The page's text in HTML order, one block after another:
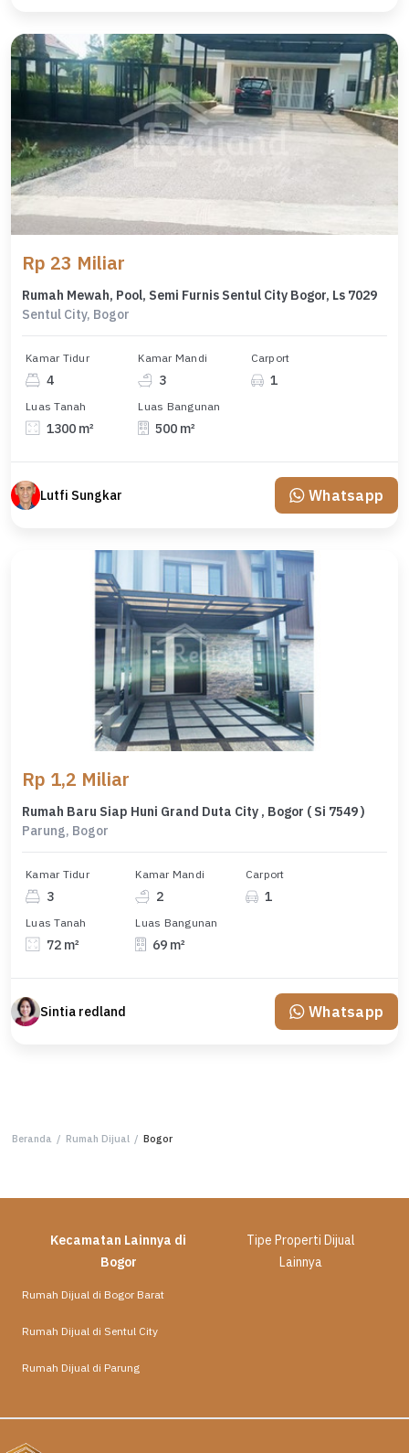
Rp 23 Miliar
Rumah Mewah, Pool, Semi Furnis Sentul City Bogor, Ls 7029
Sentul City, Bogor
Kamar Tidur
4
Kamar Mandi
3
Carport
1
Luas Tanah
1300 m²
Luas Bangunan
500 m²
Lutfi Sungkar Whatsapp
Rp 1,2 Miliar
Rumah Baru Siap Huni Grand Duta City , Bogor ( Si 7549 )
Parung, Bogor
Kamar Tidur
3
Kamar Mandi
2
Carport
1
Luas Tanah
72 m²
Luas Bangunan
69 m²
Sintia redland Whatsapp
Beranda / Rumah Dijual / Bogor
Kecamatan Lainnya di
Bogor
Tipe Properti Dijual
Lainnya
Rumah Dijual di Bogor Barat
Rumah Dijual di Sentul City
Rumah Dijual di Parung